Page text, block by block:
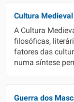
Cultura Medieval
A Cultura
filosóficas,
fatores das
numa síntese
Guerra dos